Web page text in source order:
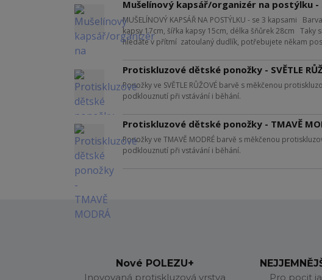
Mušelínový kapsář/organizér na postýlku -
MUŠELÍNOVÝ KAPSÁŘ NA POSTÝLKU - se 3 kapsami
kapsy 17cm, šířka kapsy 15cm, délka šňůrek 28cm Taky
hledáte v přítmí zatoulaný dudlík, potřebujete někam
Protiskluzové dětské ponožky - SVĚTLE
Ponožky ve SVĚTLE RŮŽOVÉ barvě s měkčenou
podklouznutí při vstávání i běhání.
Protiskluzové dětské ponožky - TMAVĚ
Ponožky ve TMAVĚ MODRÉ barvě s měkčenou
podklouznutí při vstávání i běhání.
Nové POLEZU+
Inovovaná protiskluzová vrstva
Pro pocit